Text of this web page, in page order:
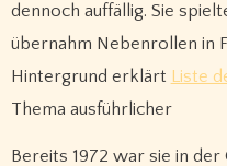
dennoch auffällig. Sie
übernahm Nebenrollen in
Hintergrund erklärt Liste
Thema ausführlicher
Bereits 1972 war sie in